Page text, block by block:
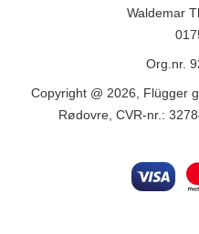
Waldemar
Org.nr.
Copyright @ 2026, Flügger
Rødovre, CVR-nr.: